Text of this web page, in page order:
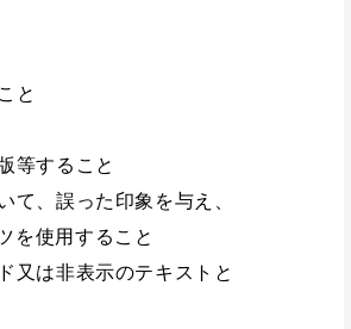
と
等すること
て、誤った印象を与え、
を使用すること
又は非表示のテキストと